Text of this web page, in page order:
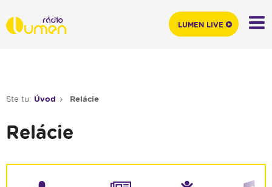
Ste tu: Úvod Relácie
Relácie
LUMEN LIVE